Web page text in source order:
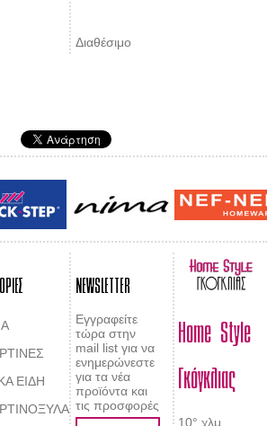
Διαθέσιμο
ΕΙΔΗ
NEWSLETTER
Εγγραφείτε
τώρα στην
mail list για να
ενημερώνεστε
για τα νέα
προϊόντα και
τις προσφορές
Home Style
Γκόγκλιας
10° χλμ